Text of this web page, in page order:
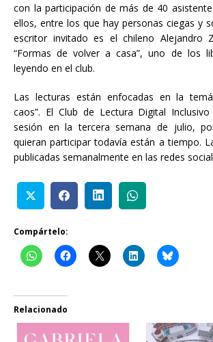
con la participación de más de 40
ellos, entre los que hay personas ciegas y
escritor invitado es el chileno Alejandro
“Formas de volver a casa”, uno de los
leyendo en el club.
Las lecturas están enfocadas en la
caos”. El Club de Lectura Digital
sesión en la tercera semana de julio,
quieran participar todavía están a tiempo.
publicadas semanalmente en las redes
Compártelo:
Relacionado